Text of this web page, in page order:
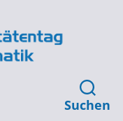
Suchen